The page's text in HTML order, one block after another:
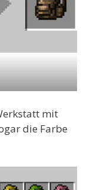
mit
die Farbe